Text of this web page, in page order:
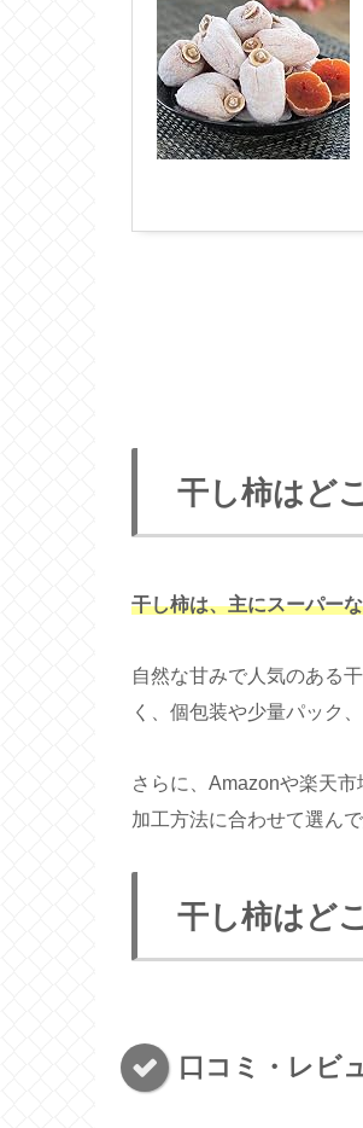
干し柿はど
干し柿は、主にスーパー
自然な甘みで人気のある
く、個包装や少量パック
さらに、Amazonや楽天
加工方法に合わせて選ん
干し柿はど
口コミ・レビ